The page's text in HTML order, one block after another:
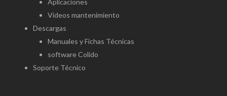
Videos mantenimiento
Descargas
Manuales y Fichas Técnicas
software Colido
Soporte Técnico